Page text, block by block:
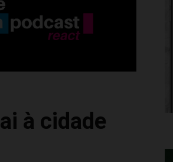
à cidade